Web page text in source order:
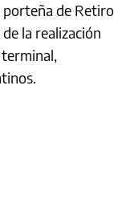
de Retiro
la realización
terminal,